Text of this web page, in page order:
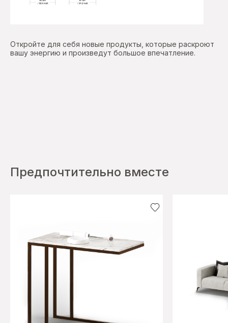
Откройте для себя новые продукты, которые раскроют
вашу энергию и произведут большое впечатление.
Предпочтительно вместе